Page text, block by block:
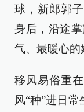
球，新郎郭
身后，沿途
气、最暖心的
移风易俗重
风“种”进日